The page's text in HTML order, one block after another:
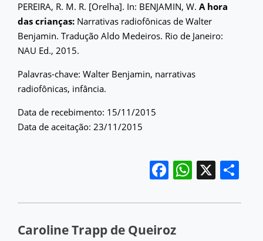
PEREIRA, R. M. R. [Orelha]. In: BENJAMIN, W. A hora
das crianças: Narrativas radiofônicas de Walter
Benjamin. Tradução Aldo Medeiros. Rio de Janeiro:
NAU Ed., 2015.
Palavras-chave: Walter Benjamin, narrativas
radiofônicas, infância.
Data de recebimento: 15/11/2015
Data de aceitação: 23/11/2015
Facebook
X
Caroline Trapp de Queiroz